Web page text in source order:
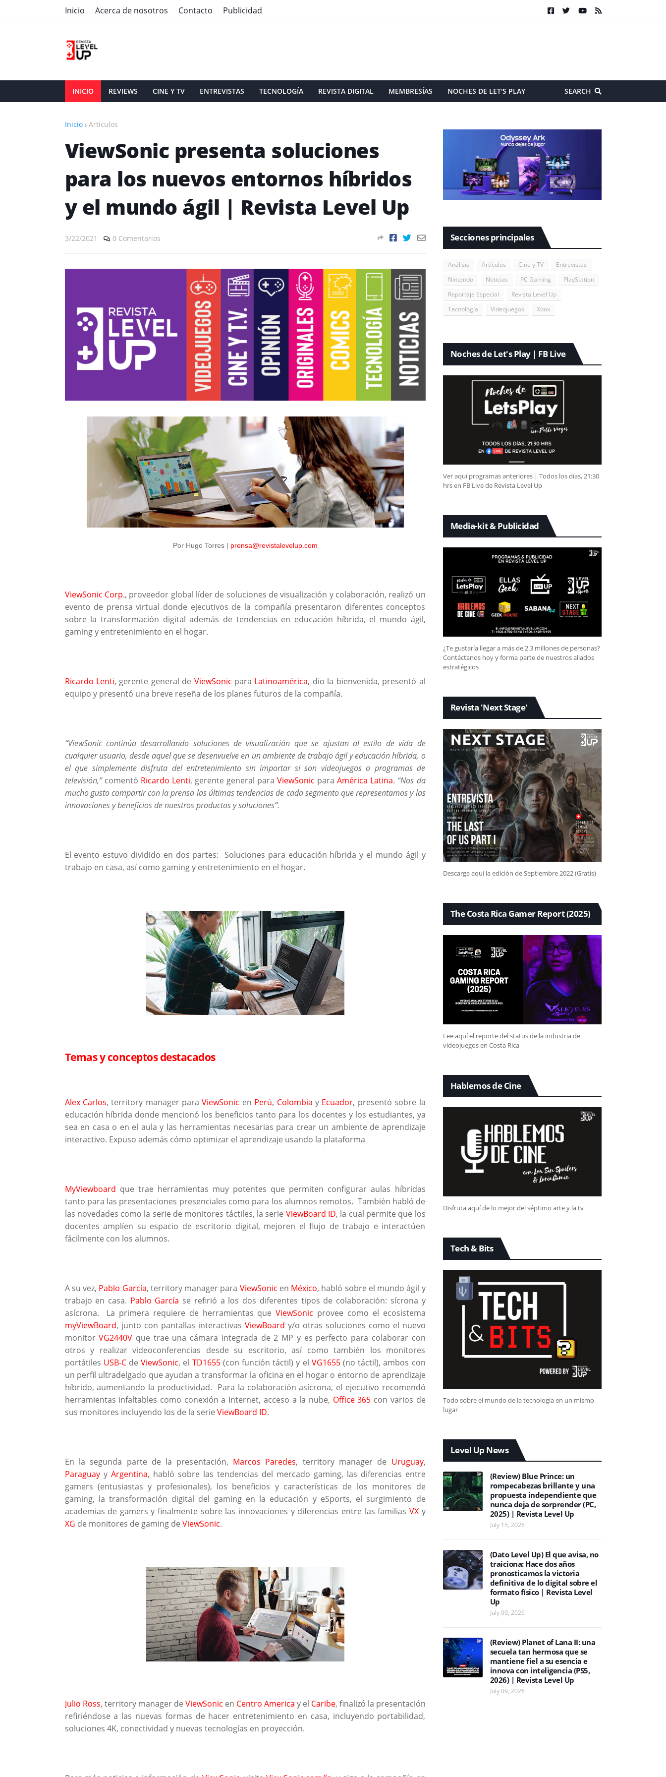
Inicio Acerca de nosotros Contacto Publicidad
INICIO REVIEWS CINE Y TV ENTREVISTAS TECNOLOGÍA REVISTA DIGITAL MEMBRESÍAS NOCHES DE LET'S PLAY SEARCH
Inicio Artículos
ViewSonic presenta soluciones
para los nuevos entornos híbridos
y el mundo ágil | Revista Level Up
3/22/2021 0 Comentarios
Por Hugo Torres | prensa@revistalevelup.com
ViewSonic Corp., proveedor global líder de soluciones de visualización y colaboración, realizó un
evento de prensa virtual donde ejecutivos de la compañía presentaron diferentes conceptos
sobre la transformación digital además de tendencias en educación híbrida, el mundo ágil,
gaming y entretenimiento en el hogar.
Ricardo Lenti, gerente general de ViewSonic para Latinoamérica, dio la bienvenida, presentó al
equipo y presentó una breve reseña de los planes futuros de la compañía.
“ViewSonic continúa desarrollando soluciones de visualización que se ajustan al estilo de vida de
cualquier usuario, desde aquel que se desenvuelve en un ambiente de trabajo ágil y educación híbrida, o
el que simplemente disfruta del entretenimiento sin importar si son videojuegos o programas de
televisión,”comentó Ricardo Lenti, gerente general paraViewSonic paraAmérica Latina. “Nos da
mucho gusto compartir con la prensa las últimas tendencias de cada segmento que representamos y las
innovaciones y beneficios de nuestros productos y soluciones”.
El evento estuvo dividido en dos partes: Soluciones para educación híbrida y el mundo ágil y
trabajo en casa, así como gaming y entretenimiento en el hogar.
Temas y conceptos destacados
Alex Carlos, territory manager paraViewSonic en Perú, Colombia y Ecuador, presentó sobre la
educación híbrida donde mencionó los beneficios tanto para los docentes y los estudiantes, ya
sea en casa o en el aula y las herramientas necesarias para crear un ambiente de aprendizaje
interactivo. Expuso además cómo optimizar el aprendizaje usando la plataforma
MyViewboard que trae herramientas muy potentes que permiten configurar aulas híbridas
tanto para las presentaciones presenciales como para los alumnos remotos. También habló de
las novedades como la serie de monitores táctiles, la serie ViewBoard ID, la cual permite que los
docentes amplíen su espacio de escritorio digital, mejoren el flujo de trabajo e interactúen
fácilmente con los alumnos.
A su vez, Pablo García, territory manager para ViewSonic en México, habló sobre el mundo ágil y
trabajo en casa. Pablo García se refirió a los dos diferentes tipos de colaboración: sícrona y
asícrona. La primera requiere de herramientas queViewSonic provee como el ecosistema
myViewBoard, junto con pantallas interactivas ViewBoard y/o otras soluciones como el nuevo
monitorVG2440V que trae una cámara integrada de 2 MP y es perfecto para colaborar con
otros y realizar videoconferencias desde su escritorio, así como también los monitores
portátiles USB-CdeViewSonic, el TD1655(con función táctil) y el VG1655(no táctil), ambos con
un perfil ultradelgado que ayudan a transformar la oficina en el hogar o entorno de aprendizaje
híbrido, aumentando la productividad. Para la colaboración asícrona, el ejecutivo recomendó
herramientas infaltables como conexión a Internet, acceso a la nube, Office 365 con varios de
sus monitores incluyendo los de la serie ViewBoard ID.
En la segunda parte de la presentación, Marcos Paredes, territory manager de Uruguay,
Paraguayy Argentina, habló sobre las tendencias del mercado gaming, las diferencias entre
gamers (entusiastas y profesionales), los beneficios y características de los monitores de
gaming, la transformación digital del gaming en la educación y eSports, el surgimiento de
academias de gamers y finalmente sobre las innovaciones y diferencias entre las familias VXy
XG de monitores de gaming de ViewSonic.
Julio Ross, territory manager de ViewSonic en Centro America y el Caribe, finalizó la presentación
refiriéndose a las nuevas formas de hacer entretenimiento en casa, incluyendo portabilidad,
soluciones 4K, conectividad y nuevas tecnologías en proyección.
Secciones principales
Análisis Artículos Cine y TV
Entrevistas
Nintendo
Noticias PC Gaming
PlayStation
Reportaje Especial
Revista Level Up
Tecnología
Videojuegos Xbox
Noches de Let's Play | FB Live
Ver aquí programas anteriores | Todos los días, 21:30
hrs en FB Live de Revista Level Up
Media-kit & Publicidad
¿Te gustaría llegar a más de 2.3 millones de personas?
Contáctanos hoy y forma parte de nuestros aliados
estratégicos
Revista 'Next Stage'
Descarga aquí la edición de Septiembre 2022 (Gratis)
The Costa Rica Gamer Report (2025)
Lee aquí el reporte del status de la industria de
videojuegos en Costa Rica
Hablemos de Cine
Disfruta aquí de lo mejor del séptimo arte y la tv
Tech & Bits
Todo sobre el mundo de la tecnología en un mismo
lugar
Level Up News
(Review) Blue Prince: un
rompecabezas brillante y una
propuesta independiente que
nunca deja de sorprender (PC,
2025) | Revista Level Up
July 15, 2026
(Dato Level Up) El que avisa, no
traiciona: Hace dos años
pronosticamos la victoria
definitiva de lo digital sobre el
formato físico | Revista Level
Up
July 09, 2026
(Review) Planet of Lana II: una
secuela tan hermosa que se
mantiene fiel a su esencia e
innova con inteligencia (PS5,
2026) | Revista Level Up
July 09, 2026